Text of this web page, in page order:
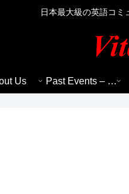
日本最大級の英語コ
Us Past Events – 過去のイベント